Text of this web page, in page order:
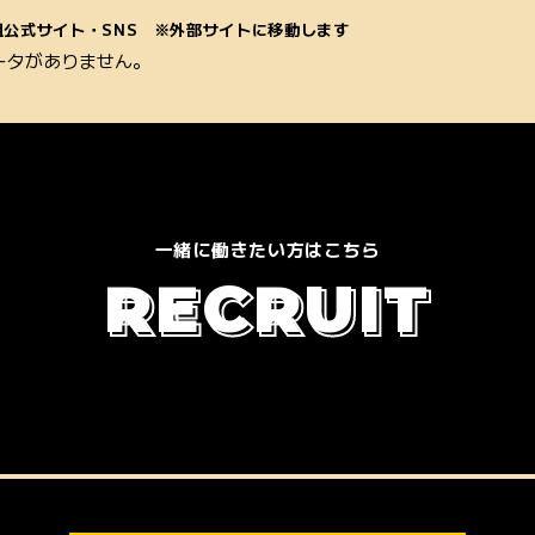
公式サイト・SNS ※外部サイトに移動します
タがありません。
一緒に働きたい方はこちら
RECRUIT